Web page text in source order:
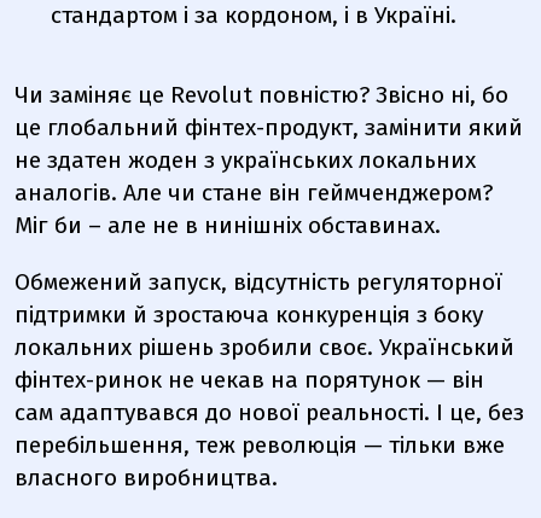
стандартом і за кордоном, і в Україні.
Чи заміняє це Revolut повністю? Звісно ні, бо
це глобальний фінтех-продукт, замінити який
не здатен жоден з українських локальних
аналогів. Але чи стане він геймченджером?
Міг би – але не в нинішніх обставинах.
Обмежений запуск, відсутність регуляторної
підтримки й зростаюча конкуренція з боку
локальних рішень зробили своє. Український
фінтех-ринок не чекав на порятунок — він
сам адаптувався до нової реальності. І це, без
перебільшення, теж революція — тільки вже
власного виробництва.